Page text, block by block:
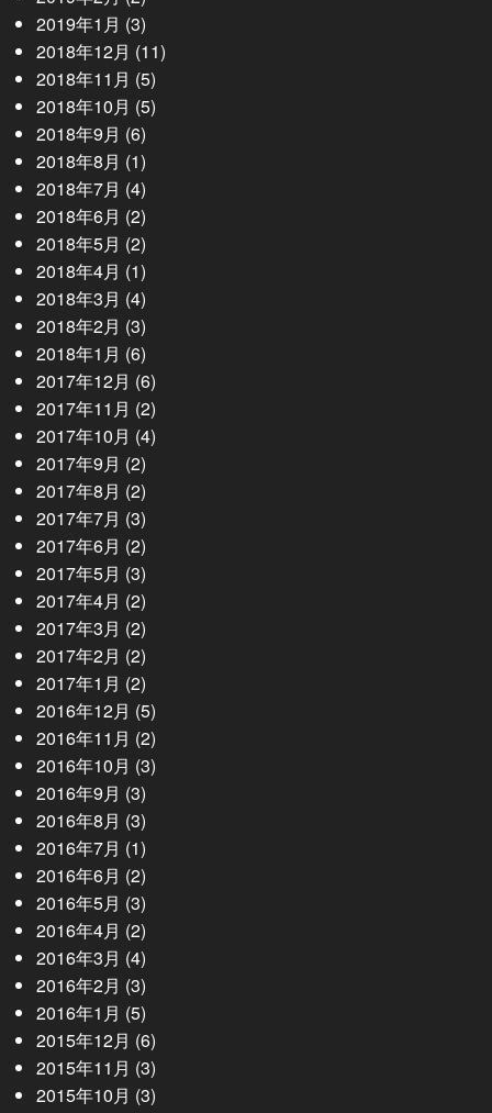
2019年1月 (3)
2018年12月 (11)
2018年11月 (5)
2018年10月 (5)
2018年9月 (6)
2018年8月 (1)
2018年7月 (4)
2018年6月 (2)
2018年5月 (2)
2018年4月 (1)
2018年3月 (4)
2018年2月 (3)
2018年1月 (6)
2017年12月 (6)
2017年11月 (2)
2017年10月 (4)
2017年9月 (2)
2017年8月 (2)
2017年7月 (3)
2017年6月 (2)
2017年5月 (3)
2017年4月 (2)
2017年3月 (2)
2017年2月 (2)
2017年1月 (2)
2016年12月 (5)
2016年11月 (2)
2016年10月 (3)
2016年9月 (3)
2016年8月 (3)
2016年7月 (1)
2016年6月 (2)
2016年5月 (3)
2016年4月 (2)
2016年3月 (4)
2016年2月 (3)
2016年1月 (5)
2015年12月 (6)
2015年11月 (3)
2015年10月 (3)